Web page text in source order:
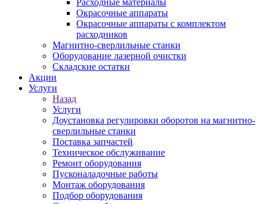
Расходные материалы
Окрасочные аппараты
Окрасочные аппараты с комплектом
расходников
Магнитно-сверлильные станки
Оборудование лазерной очистки
Складские остатки
Акции
Услуги
Назад
Услуги
Доустановка регулировки оборотов на магнитно-
сверлильные станки
Поставка запчастей
Техническое обслуживание
Ремонт оборудования
Пусконаладочные работы
Монтаж оборудования
Подбор оборудования